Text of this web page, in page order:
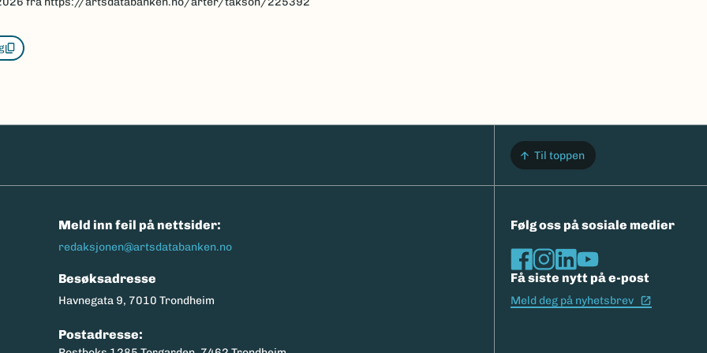
Til toppen
Meld inn feil på nettsider:
redaksjonen@artsdatabanken.no
Besøksadresse
Havnegata 9, 7010 Trondheim
Postadresse:
Følg oss på sosiale medier
Få siste nytt på e-post
Meld deg på nyhetsbrev